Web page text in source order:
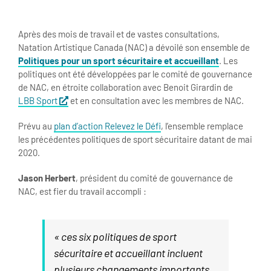
Après des mois de travail et de vastes consultations,
Natation Artistique Canada (NAC) a dévoilé son ensemble de
Politiques pour un sport sécuritaire et accueillant. Les
politiques ont été développées par le comité de gouvernance
de NAC, en étroite collaboration avec Benoit Girardin de
LBB Sport
et en consultation avec les membres de NAC.
Prévu au plan d’action Relevez le Défi, l’ensemble remplace
les précédentes politiques de sport sécuritaire datant de mai
2020.
Jason Herbert, président du comité de gouvernance de
NAC, est fier du travail accompli :
« ces six politiques de sport
sécuritaire et accueillant incluent